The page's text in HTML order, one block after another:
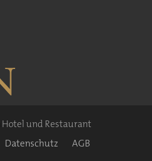
und Restaurant
Datenschutz AGB